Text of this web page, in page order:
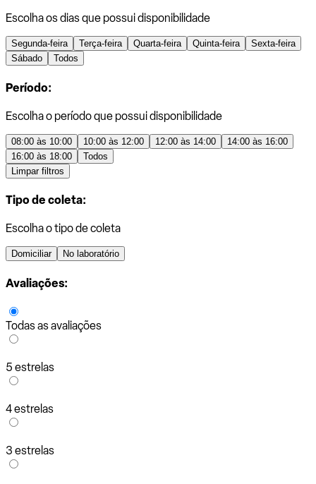
Escolha os dias que possui disponibilidade
Segunda-feira Terça-feira Quarta-feira Quinta-feira
Sexta-feira
Sábado
Todos
Período:
Escolha o período que possui disponibilidade
08:00 às 10:00 10:00 às 12:00 12:00 às 14:00
14:00 às 16:00
16:00 às 18:00
Todos
Limpar filtros
Tipo de coleta:
Escolha o tipo de coleta
Domiciliar No laboratório
Avaliações:
Todas as avaliações
5 estrelas
4 estrelas
3 estrelas